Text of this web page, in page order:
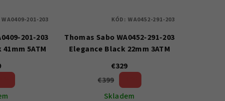
201-203
5ATM
WA0409-201-203
Thomas Sabo WA0452-291-203
Elegance Black 22mm 3ATM
€329
€399
Skladem
KÓD: WA0452-291-203